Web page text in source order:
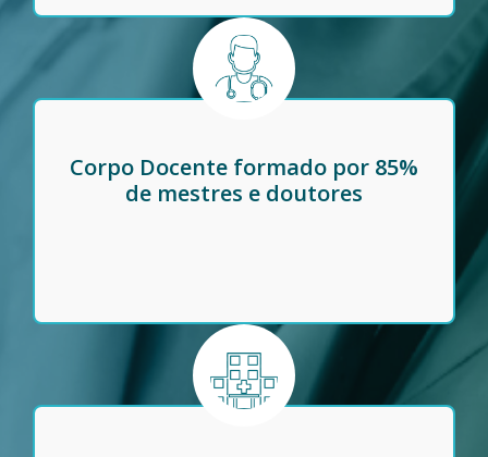
Corpo Docente formado por 85%
de mestres e doutores